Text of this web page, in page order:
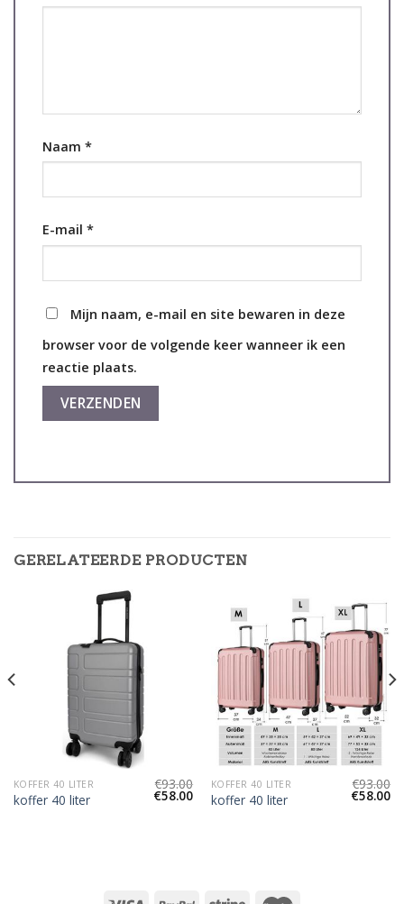
Naam *
E-mail *
Mijn naam, e-mail en site bewaren in deze
browser voor de volgende keer wanneer ik een
reactie plaats.
GERELATEERDE PRODUCTEN
KOFFER 40 LITER
koffer 40 liter
€93.00
€58.00
KOFFER 40 LITER
koffer 40 liter
€93.00
€58.00